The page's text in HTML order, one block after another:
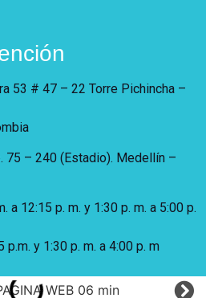
53 # 47 – 22 Torre Pichincha –
75 – 240 (Estadio). Medellín –
a 12:15 p. m. y 1:30 p. m. a 5:00 p.
p.m. y 1:30 p. m. a 4:00 p. m